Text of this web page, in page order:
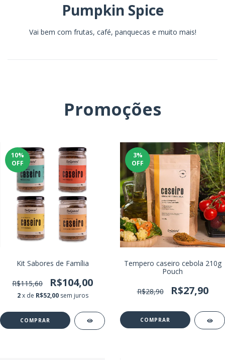
Pumpkin Spice
Vai bem com frutas, café, panquecas e muito mais!
Promoções
10%
OFF
Kit Sabores de Família
R$115,60 R$104,00
2 x de R$52,00 sem juros
3%
OFF
Tempero caseiro cebola 210g
Pouch
R$28,90 R$27,90